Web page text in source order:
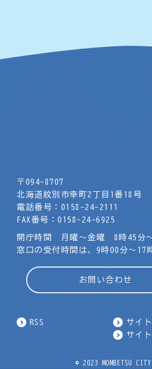
〒094-8707
北海道紋別市幸町2丁目1番18号
電話番号：0158-24-2111
FAX番号：0158-24-6925
開庁時間 月曜～金曜 8時45分
窓口の受付時間は、9時00分～17
お問い合わせ
RSS
サイ
サイ
© 2023 MOMBETSU CITY